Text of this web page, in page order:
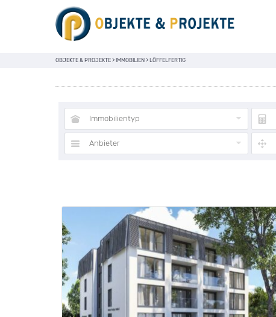
OBJEKTE & PROJEKTE > IMMOBILIEN > LÖFFELFERTIG
Immobilientyp
Anbieter